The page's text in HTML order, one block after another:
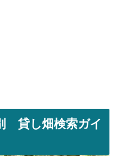
貸し畑検索ガイ